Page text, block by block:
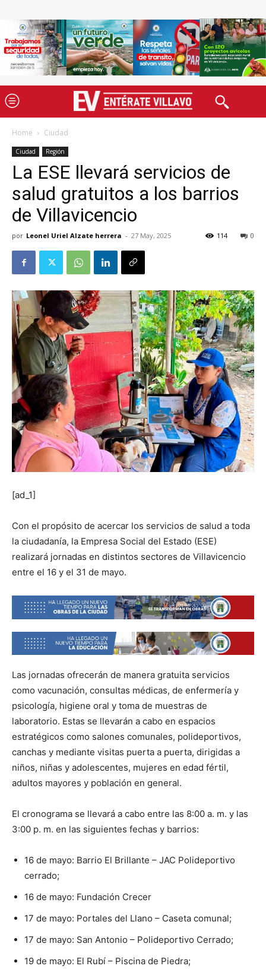
Home Ciudad
Ciudad Región
La ESE llevará servicios de
salud gratuitos a los barrios
de Villavicencio
por Leonel Uriel Alzate herrera - 27 May, 2025 0
114
[ad_1]
Con el propósito de acercar los servicios de salud a toda
la ciudadanía, la Empresa Social del Estado (ESE)
realizará jornadas en distintos sectores de Villavicencio
entre el 16 y el 31 de mayo.
Las jornadas ofrecerán de manera gratuita servicios
como vacunación, consultas médicas, de enfermería y
psicología, higiene oral y toma de muestras de
laboratorio. Estas se llevarán a cabo en espacios
estratégicos como salones comunales, polideportivos,
canchas y mediante visitas puerta a puerta, dirigidas a
niños, niñas y adolescentes, mujeres en edad fértil,
adultos mayores y población en general.
El cronograma se llevará a cabo entre las 8:00 a. m. y las
3:00 p. m. en las siguientes fechas y barrios:
16 de mayo: Barrio El Brillante – JAC Polideportivo
cerrado;
16 de mayo: Fundación Crecer
17 de mayo: Portales del Llano – Caseta comunal;
17 de mayo: San Antonio – Polideportivo Cerrado;
19 de mayo: El Rubí – Piscina de Piedra;